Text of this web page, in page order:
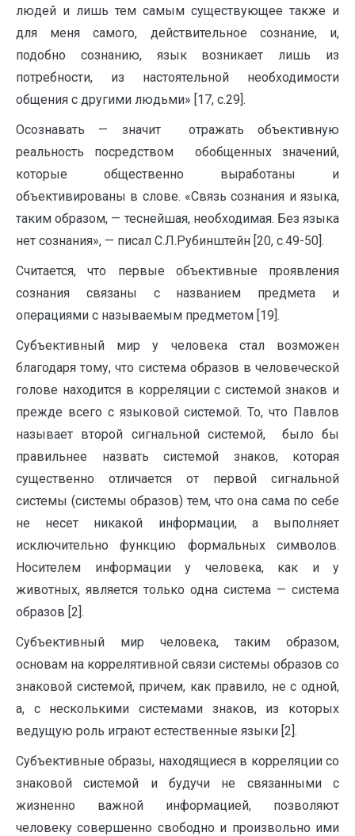
людей и лишь тем самым существующее также и
для меня самого, действительное сознание, и,
подобно сознанию, язык возникает лишь из
потребности, из настоятельной необходи­мости
общения с другими людьми» [17, с.29].
Осознавать — значит отражать объективную
реальность посредством обобщенных значений,
которые общественно выработаны и
объективирован­ы в слове. «Связь сознания и языка,
таким образом, — теснейшая, не­обходимая. Без языка
нет сознания», — писал С.Л.Рубинштейн [20, с.49-50].
Считается, что первые объективные проявления
сознания связаны с названием предмета и
операциями с называемым предметом [19].
Субъективный мир у человека стал возможен
благодаря тому, что система образов в человеческой
голове находится в корреляции с системой знаков и
прежде всего с языковой системой. То, что Павлов
называет второй сигнальной системой, было бы
правильнее назвать системой знаков, которая
существенно отличается от первой сигнальной
системы (системы образов) тем, что она сама по себе
не несет никакой информации, а выполняет
исключительно функцию формальных символов.
Носителем информации у человека, как и у
животных, является только одна система — система
образов [2].
Субъективный мир человека, таким образом,
основам на коррелятивной связи системы образов со
знаковой системой, причем, как правило, не с одной,
а, с несколькими системами знаков, из которых
ведущую роль играют естественные языки [2].
Субъективные образы, находящиеся в корреляции со
знаковой системой и будучи не связанными с
жизненно важной информацией, позволяют
человеку совершенно свободно и произвольно ими